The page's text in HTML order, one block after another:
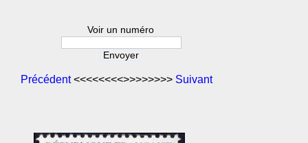
Voir un numéro
Précédent<<<<<<<<>>>>>>>> Suivant